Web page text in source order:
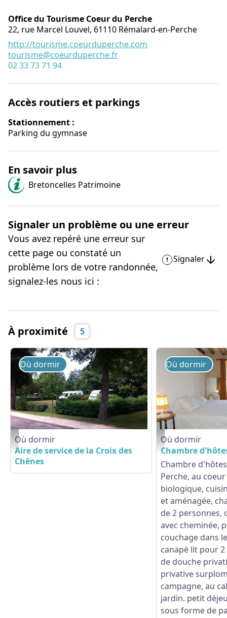
Office du Tourisme Coeur du Perche
22, rue Marcel Louvel, 61110 Rémalard-en-Perche
http://tourisme.coeurduperche.com
tourisme@coeurduperche.fr
02 33 73 71 94
Accès routiers et parkings
Stationnement :
Parking du gymnase
En savoir plus
Bretoncelles Patrimoine
Signaler un problème ou une erreur
Vous avez repéré une erreur sur
cette page ou constaté un
problème lors de votre randonnée,
signalez-les nous ici :
Signaler
À proximité 5
Bretoncelles 1 - ©Mairie de Bretoncelles
Où dormir
Où dormir
Aire de service de la Croix des
Chênes
La-Feverole-
Où dormir
Où dormir
Chambre
Chambre
Perche, au
biologique,
et aménagée,
de 2 personnes,
avec cheminée,
couchage dans
canapé lit pour
de douche
privative
campagne, au
jardin. petit
sous forme de